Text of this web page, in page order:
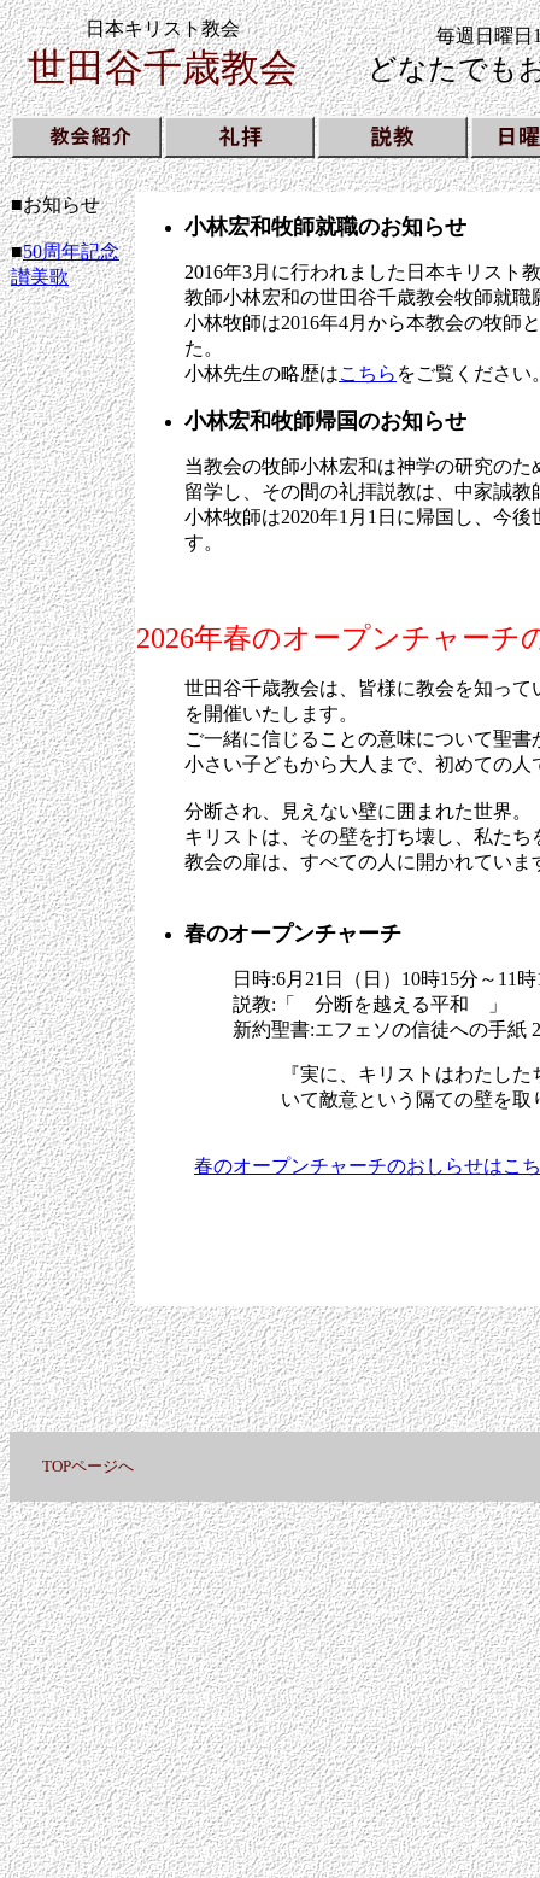
日本キリスト教会
世田谷千歳教会
毎週日曜日
どなたでも
■お知らせ
■50周年記念
讃美歌
小林宏和牧師就職のお知らせ
2016年3月に行われました日本キリスト
教師小林宏和の世田谷千歳教会牧師就職
小林牧師は2016年4月から本教会の牧師
た。
小林先生の略歴はこちら をご覧ください
小林宏和牧師帰国のお知らせ
当教会の牧師小林宏和は神学の研究のた
留学し、その間の礼拝説教は、中家誠
小林牧師は2020年1月1日に帰国し、今
す。
2026年春のオープンチャーチ
世田谷千歳教会は、皆様に教会を知っ
を開催いたします。
ご一緒に信じることの意味について聖
小さい子どもから大人まで、初めての
分断され、見えない壁に囲まれた世界。
キリストは、その壁を打ち壊し、私た
教会の扉は、すべての人に開かれていま
春のオープンチャーチ
日時:6月21日（日）10時15分～11時
説教:「 分断を越える平和 」
新約聖書:エフェソの信徒への手紙
『実に、キリストはわたし
いて敵意という隔ての壁を
春のオープンチャーチのおしらせはこ
TOPページへ